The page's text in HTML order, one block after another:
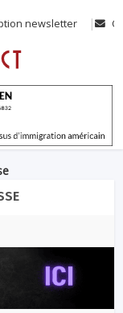
newsletter